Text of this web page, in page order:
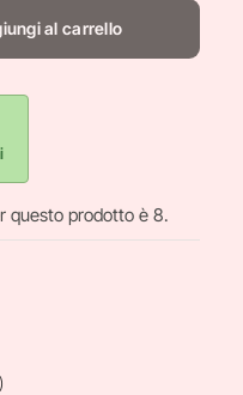
al carrello
questo prodotto è 8.